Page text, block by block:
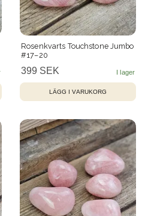
Rosenkvarts Touchstone Jumbo
#17–20
399 SEK
LÄGG I VARUKORG